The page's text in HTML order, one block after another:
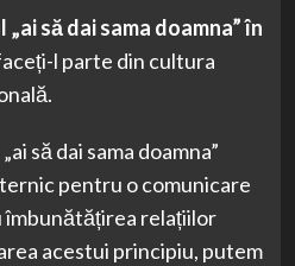
să dai sama doamna” în
l parte din cultura
să dai sama doamna”
pentru o comunicare
relațiilor
acestui principiu, putem